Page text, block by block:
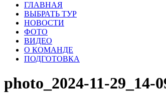
ГЛАВНАЯ
ВЫБРАТЬ ТУР
НОВОСТИ
ФОТО
ВИДЕО
О КОМАНДЕ
ПОДГОТОВКА
photo_2024-11-29_14-